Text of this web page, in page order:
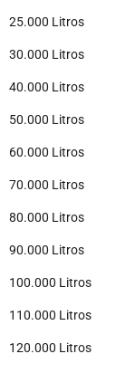
25.000 Litros
30.000 Litros
40.000 Litros
50.000 Litros
60.000 Litros
70.000 Litros
80.000 Litros
90.000 Litros
100.000 Litros
110.000 Litros
120.000 Litros